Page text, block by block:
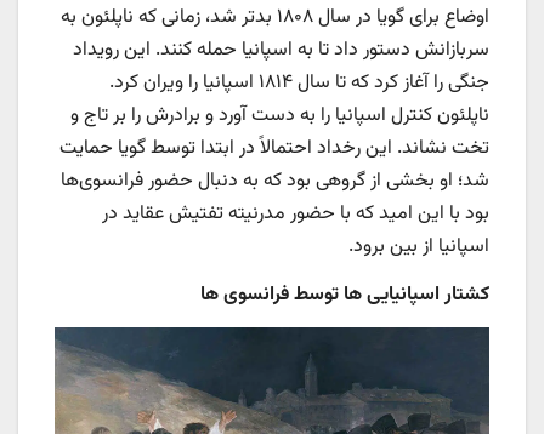
اوضاع برای گویا در سال ۱۸۰۸ بدتر شد، زمانی که ناپلئون به
سربازانش دستور داد تا به اسپانیا حمله کنند. این رویداد
جنگی را آغاز کرد که تا سال ۱۸۱۴ اسپانیا را ویران کرد.
ناپلئون کنترل اسپانیا را به دست آورد و برادرش را بر تاج و
تخت نشاند. این رخداد احتمالاً در ابتدا توسط گویا حمایت
شد؛ او بخشی از گروهی بود که به دنبال حضور فرانسوی‌ها
بود با این امید که با حضور مدرنیته تفتیش عقاید در
اسپانیا از بین برود.
کشتار اسپانیایی ها توسط فرانسوی ها